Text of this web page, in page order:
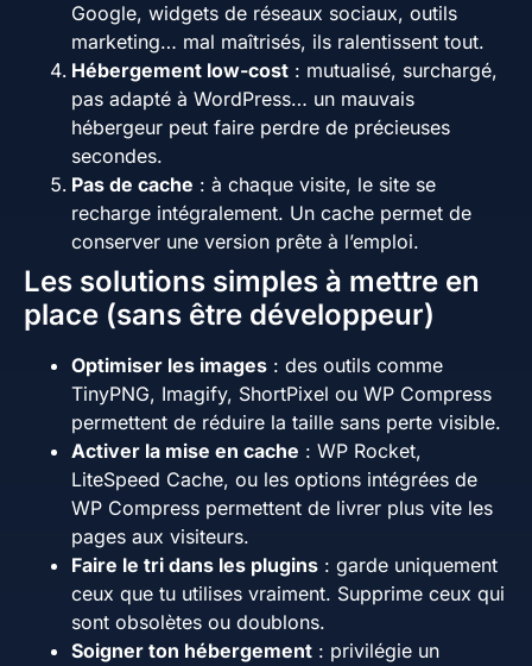
Google, widgets de réseaux sociaux, outils
marketing… mal maîtrisés, ils ralentissent tout.
Hébergement low-cost : mutualisé, surchargé,
pas adapté à WordPress… un mauvais
hébergeur peut faire perdre de précieuses
secondes.
Pas de cache : à chaque visite, le site se
recharge intégralement. Un cache permet de
conserver une version prête à l’emploi.
Les solutions simples à mettre en
place (sans être développeur)
Optimiser les images : des outils comme
TinyPNG, Imagify, ShortPixel ou WP Compress
permettent de réduire la taille sans perte visible.
Activer la mise en cache : WP Rocket,
LiteSpeed Cache, ou les options intégrées de
WP Compress permettent de livrer plus vite les
pages aux visiteurs.
Faire le tri dans les plugins : garde uniquement
ceux que tu utilises vraiment. Supprime ceux qui
sont obsolètes ou doublons.
Soigner ton hébergement : privilégie un